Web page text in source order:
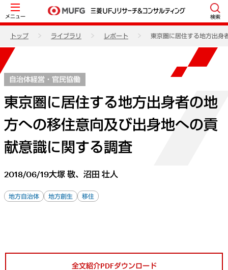
メニュー 検索
トップ ライブラリ レポート 東京圏に居住する地方出身
自治体経営・官民協働
東京圏に居住する地方出身者の地
方への移住意向及び出身地への貢
献意識に関する調査
2018/06/19大塚 敬、沼田 壮人
地方自治体 地方創生 移住
全文紹介PDFダウンロード